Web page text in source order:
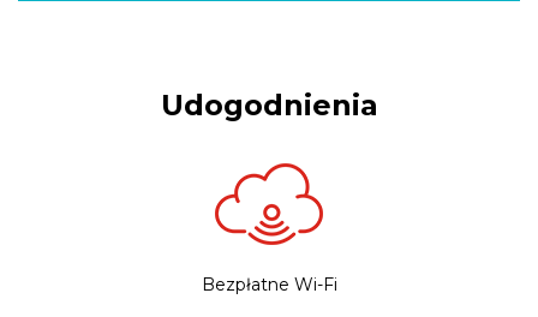
Udogodnienia
Bezpłatne Wi-Fi